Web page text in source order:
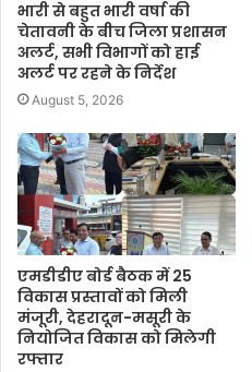
भारी से बहुत भारी वर्षा की
चेतावनी के बीच जिला प्रशासन
अलर्ट, सभी विभागों को हाई
अलर्ट पर रहने के निर्देश
August 5, 2026
एमडीडीए बोर्ड बैठक में 25
विकास प्रस्तावों को मिली
मंजूरी, देहरादून-मसूरी के
नियोजित विकास को मिलेगी
रफ्तार